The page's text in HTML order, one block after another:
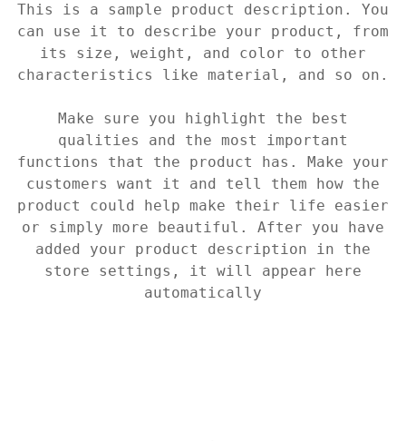
This is a sample product description. You
can use it to describe your product, from
its size, weight, and color to other
characteristics like material, and so on.
Make sure you highlight the best
qualities and the most important
functions that the product has. Make your
customers want it and tell them how the
product could help make their life easier
or simply more beautiful. After you have
added your product description in the
store settings, it will appear here
automatically